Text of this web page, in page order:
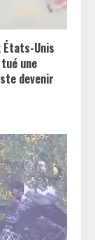
Unis
une
devenir